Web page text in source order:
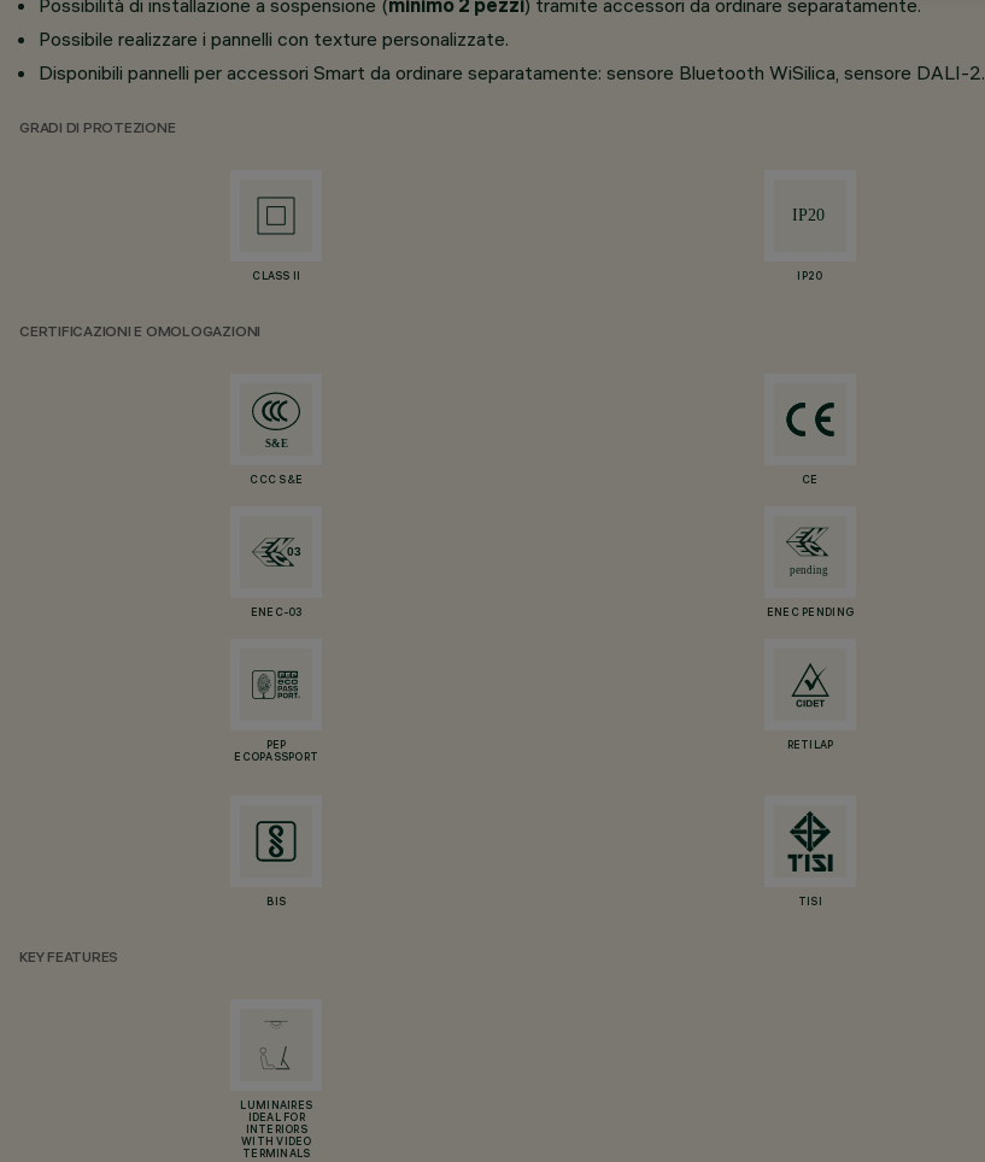
Possibilità di installazione a sospensione (minimo 2 pezzi) tramite accessori da ordinare separatamente.
Possibile realizzare i pannelli con texture personalizzate.
Disponibili pannelli per accessori Smart da ordinare separatamente: sensore Bluetooth WiSilica, sensore DALI-2.
GRADI DI PROTEZIONE
CLASS II IP20
CERTIFICAZIONI E OMOLOGAZIONI
CCC S&E CE
ENEC-03 ENEC PENDING
PEP
ECOPASSPORT
RETILAP
BIS TISI
KEY FEATURES
LUMINAIRES
IDEAL FOR
INTERIORS
WITH VIDEO
TERMINALS